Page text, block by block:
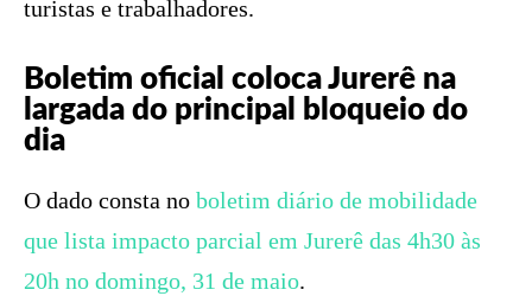
turistas e trabalhadores.
Boletim oficial coloca Jurerê na
largada do principal bloqueio do
dia
O dado consta no boletim diário de mobilidade
que lista impacto parcial em Jurerê das 4h30 às
20h no domingo, 31 de maio.